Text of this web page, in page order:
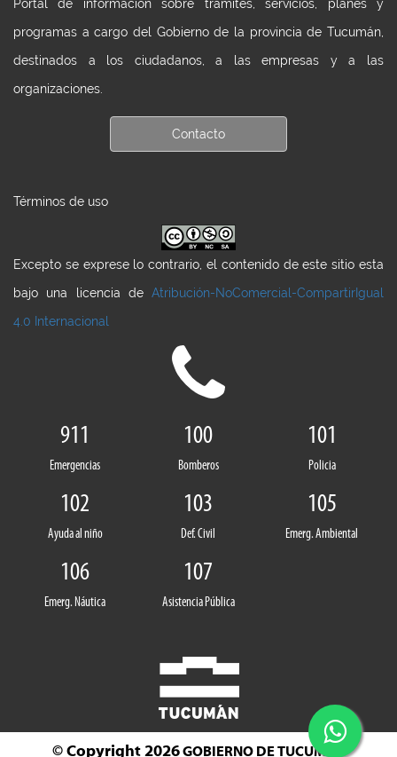
Portal de información sobre trámites, servicios, planes y
programas a cargo del Gobierno de la provincia de Tucumán,
destinados a los ciudadanos, a las empresas y a las
organizaciones.
Contacto
Términos de uso
Excepto se exprese lo contrario, el contenido de este sitio esta
bajo una licencia de Atribución-NoComercial-CompartirIgual
4.0 Internacional
911
Emergencias
100
Bomberos
101
Policia
102
Ayuda al niño
103
Def. Civil
105
Emerg. Ambiental
106
Emerg. Náutica
107
Asistencia Pública
© Copyright 2026GOBIERNO DE TUCUMÁN